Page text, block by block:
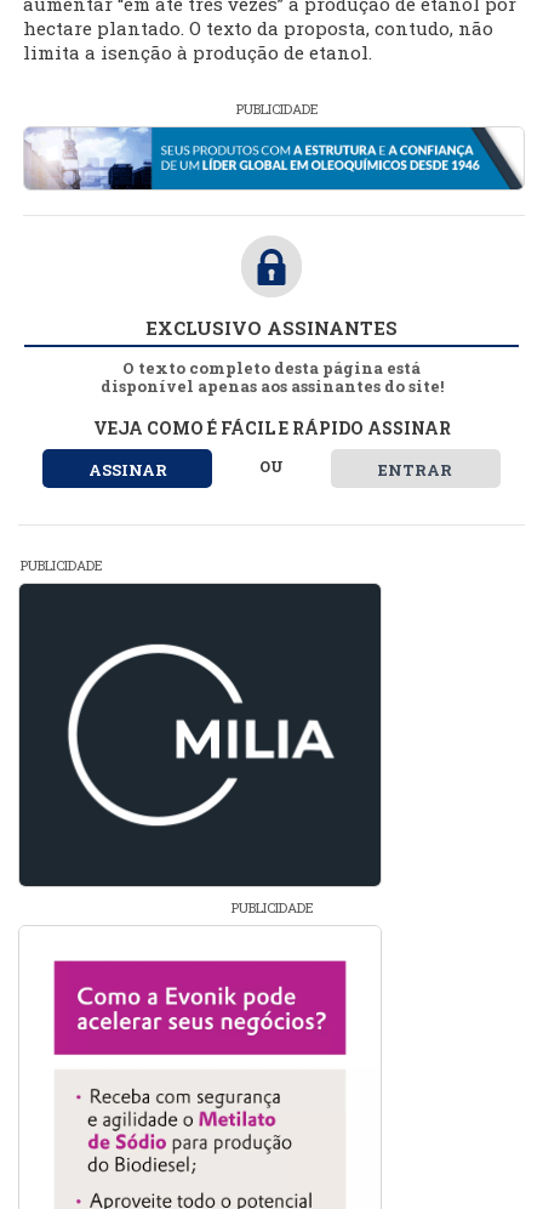
hectare plantado. O texto da proposta, contudo, não
limita a isenção à produção de etanol.
PUBLICIDADE
EXCLUSIVO ASSINANTES
O texto completo desta página está
disponível apenas aos assinantes do site!
VEJA COMO É FÁCIL E RÁPIDO ASSINAR
ASSINAR OU ENTRAR
PUBLICIDADE
PUBLICIDADE